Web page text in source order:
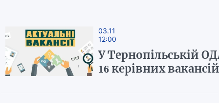
03.11
12:00
У Тернопільській
16 керівних вакансій